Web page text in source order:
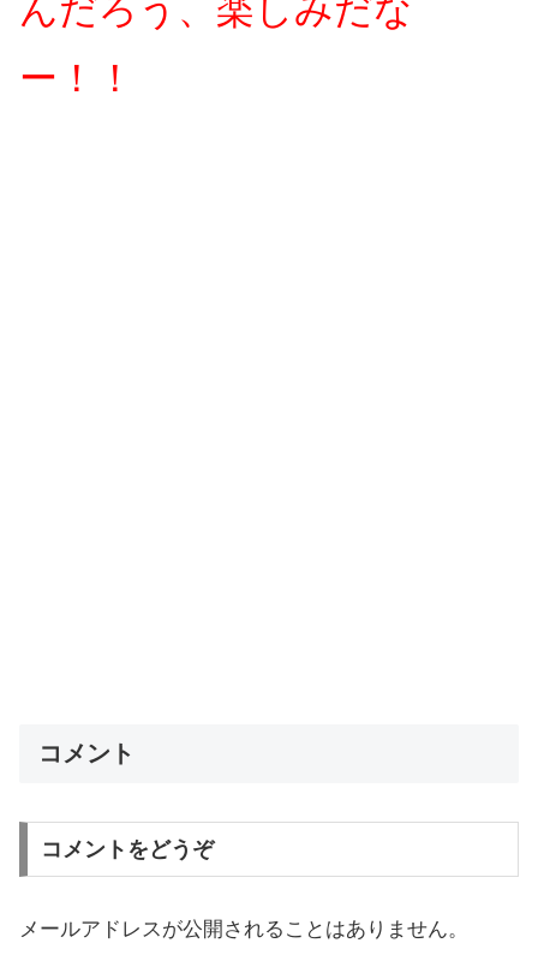
んだろう、楽しみだな
ー！！
コメント
コメントをどうぞ
メールアドレスが公開されることはありません。